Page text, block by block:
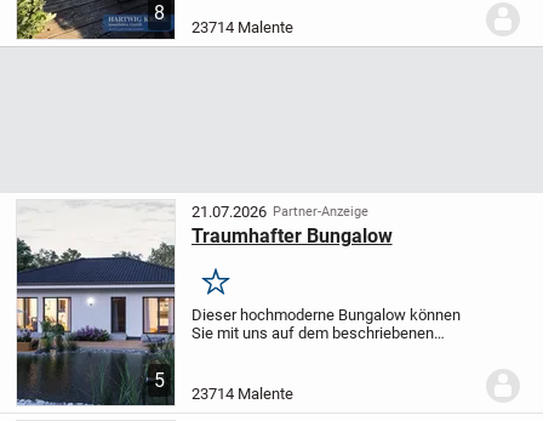
8
Dachgeschoss und einem praktischen
Vollkeller. Mit einer Wohnfläche von ca.
23714 Malente
5
21.07.2026 Partner-Anzeige
Traumhafter Bungalow
Merken
Dieser hochmoderne Bungalow können
Sie mit uns auf dem beschriebenen
wenigen Monaten in dieses schicke Haus
23714 Malente